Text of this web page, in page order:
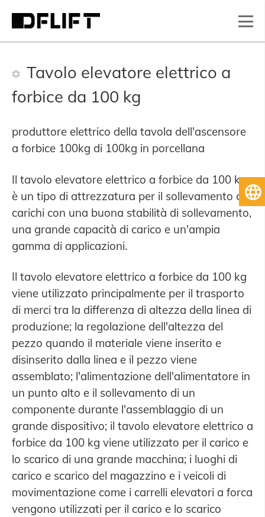
Tavolo elevatore elettrico a
forbice da 100 kg
produttore elettrico della tavola dell'ascensore
a forbice 100kg di 100kg in porcellana
Il tavolo elevatore elettrico a forbice da 100 kg
è un tipo di attrezzatura per il sollevamento di
carichi con una buona stabilità di sollevamento,
una grande capacità di carico e un'ampia
gamma di applicazioni.
Il tavolo elevatore elettrico a forbice da 100 kg
viene utilizzato principalmente per il trasporto
di merci tra la differenza di altezza della linea di
produzione; la regolazione dell'altezza del
pezzo quando il materiale viene inserito e
disinserito dalla linea e il pezzo viene
assemblato; l'alimentazione dell'alimentatore in
un punto alto e il sollevamento di un
componente durante l'assemblaggio di un
grande dispositivo; il tavolo elevatore elettrico a
forbice da 100 kg viene utilizzato per il carico e
lo scarico di una grande macchina; i luoghi di
carico e scarico del magazzino e i veicoli di
movimentazione come i carrelli elevatori a forca
vengono utilizzati per il carico e lo scarico